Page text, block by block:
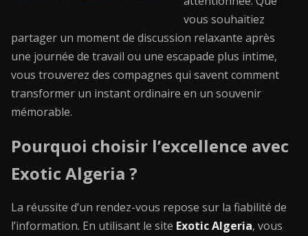
vous souhaitiez
partager un moment de discussion relaxante après
une journée de travail ou une escapade plus intime,
vous trouverez des compagnes qui savent comment
transformer un instant ordinaire en un souvenir
mémorable.
Pourquoi choisir l’excellence avec
Exotic Algeria ?
La réussite d’un rendez-vous repose sur la fiabilité de
l’information. En utilisant le site Exotic Algeria, vous